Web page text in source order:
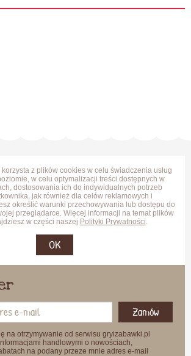
z plików cookies w celu świadczenia usług
w celu optymalizacji treści dostępnych w
dostosowania ich do indywidualnych potrzeb
jak również dla celów reklamowych i
określić warunki przechowywania lub dostępu do
przeglądarce. Więcej informacji na temat plików
w części naszej Polityki Prywatności
OK
Zamów
na otrzymywanie od serwisu gryizabawki.pl
handlowymi o nowościach,
na podany przeze mnie adres e-mail